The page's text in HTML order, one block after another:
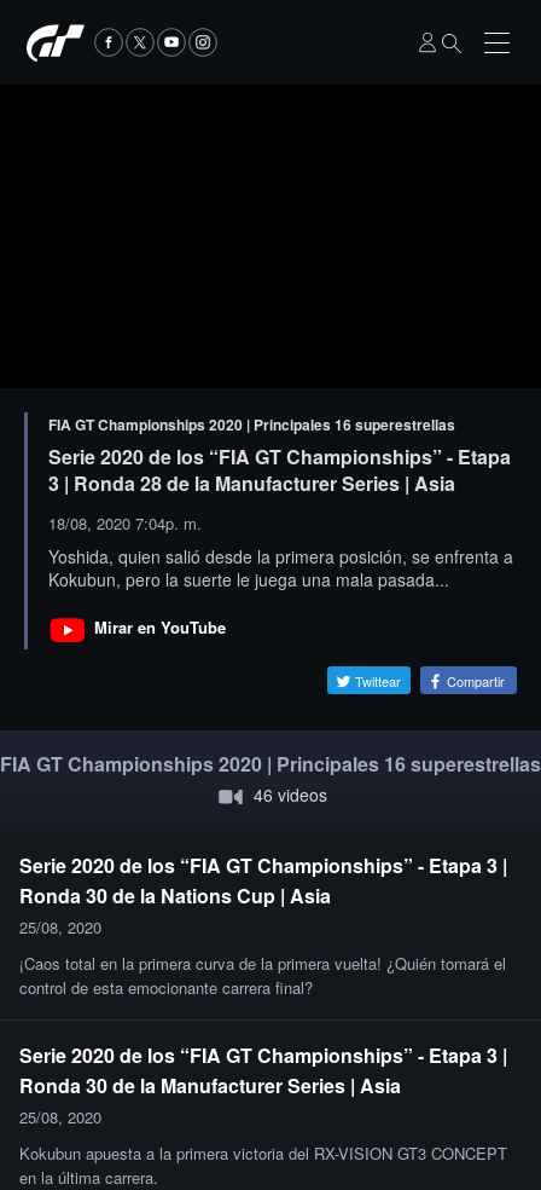
FIA GT Championships 2020 | Principales 16 superestrellas
Serie 2020 de los “FIA GT Championships” - Etapa
3 | Ronda 28 de la Manufacturer Series | Asia
18/08, 2020 7:04p. m.
Yoshida, quien salió desde la primera posición, se enfrenta a
Kokubun, pero la suerte le juega una mala pasada...
Mirar en YouTube
Twittear Compartir
FIA GT Championships 2020 | Principales 16 superestrellas
46 videos
Serie 2020 de los “FIA GT Championships” - Etapa 3 |
Ronda 30 de la Nations Cup | Asia
25/08, 2020
¡Caos total en la primera curva de la primera vuelta! ¿Quién tomará el
control de esta emocionante carrera final?
Serie 2020 de los “FIA GT Championships” - Etapa 3 |
Ronda 30 de la Manufacturer Series | Asia
25/08, 2020
Kokubun apuesta a la primera victoria del RX-VISION GT3 CONCEPT
en la última carrera.